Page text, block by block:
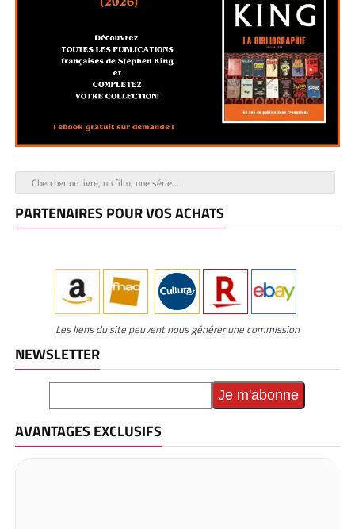
PARTENAIRES POUR VOS ACHATS
Les liens du site peuvent nous générer une commission
NEWSLETTER
AVANTAGES EXCLUSIFS